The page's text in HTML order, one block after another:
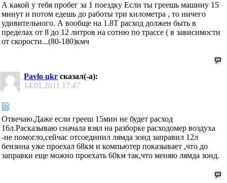
А какой у тебя пробег за 1 поездку Если ты греешь машину 15
минут и потом едешь до работы три километра , то ничего
удивительного. А вообще на 1.8Т расход должен быть в
пределах от 8 до 12 литров на сотню по трассе ( в зависимости
от скорости...(80-180)кмч
Pavlo ukr сказал(-а):
14.01.2011 17:47
Отвечаю.Даже если грееш 15мин не будет расход
16л.Расказываю сначала взял на разборке расходомер воздуха
-не помогло,сейчас отсоединил лямда зонд заправил 12л
бензина уже проехал 68км и компьютер показывает ,что до
заправки еще можно проехать 60км так,что меняю лямда зонд.